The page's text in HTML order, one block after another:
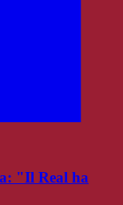
"Il Real ha